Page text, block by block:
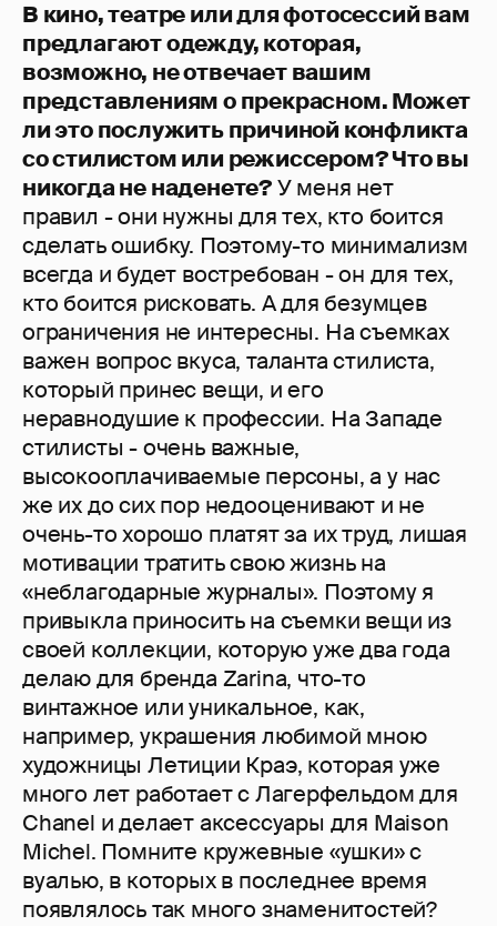
В кино, театре или для фотосессий вам
предлагают одежду, которая,
возможно, не отвечает вашим
представлениям о прекрасном. Может
ли это послужить причиной конфликта
со стилистом или режиссером? Что вы
никогда не наденете?У меня нет
правил - они нужны для тех, кто боится
сделать ошибку. Поэтому-то минимализм
всегда и будет востребован - он для тех,
кто боится рисковать. А для безумцев
ограничения не интересны. На съемках
важен вопрос вкуса, таланта стилиста,
который принес вещи, и его
неравнодушие к профессии. На Западе
стилисты - очень важные,
высокооплачиваемые персоны, а у нас
же их до сих пор недооценивают и не
очень-то хорошо платят за их труд, лишая
мотивации тратить свою жизнь на
«неблагодарные журналы». Поэтому я
привыкла приносить на съемки вещи из
своей коллекции, которую уже два года
делаю для бренда Zarina, что-то
винтажное или уникальное, как,
например, украшения любимой мною
художницы Летиции Краэ, которая уже
много лет работает с Лагерфельдом для
Chanel и делает аксессуары для Maison
Michel. Помните кружевные «ушки» с
вуалью, в которых в последнее время
появлялось так много знаменитостей?